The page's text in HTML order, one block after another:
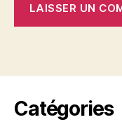
Catégories